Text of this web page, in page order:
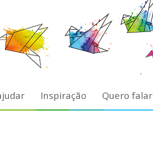
Inspiração Quero falar